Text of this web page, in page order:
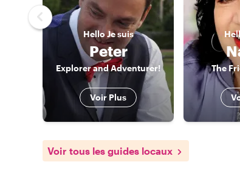
HelloJe suis
Peter
Explorer and Adventurer!
Voir Plus
The
Voir tous les guides locaux